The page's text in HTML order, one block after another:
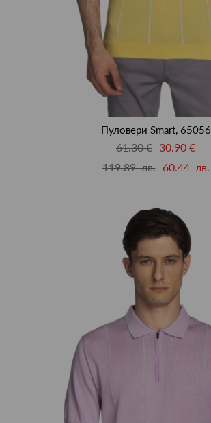
Пуловери Smart, 65056
61.30 € 30.90 €
119.89 лв.
60.44 лв.